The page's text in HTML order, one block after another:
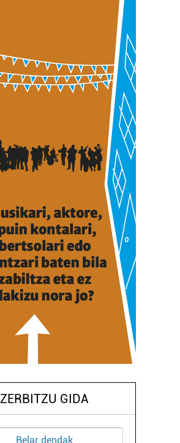
ZERBITZU GIDA
Itzulpenak